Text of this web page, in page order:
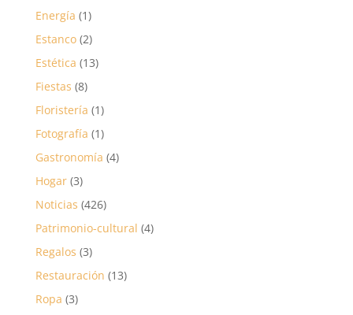
Energía (1)
Estanco(2)
Estética (13)
Fiestas (8)
Floristería (1)
Fotografía (1)
Gastronomía (4)
Hogar(3)
Noticias (426)
Patrimonio-cultural (4)
Regalos (3)
Restauración (13)
Ropa (3)